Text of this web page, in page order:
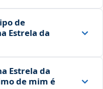
de
Estrela da
Estrela da
de mim é